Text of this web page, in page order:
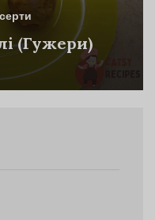
(Гужери)